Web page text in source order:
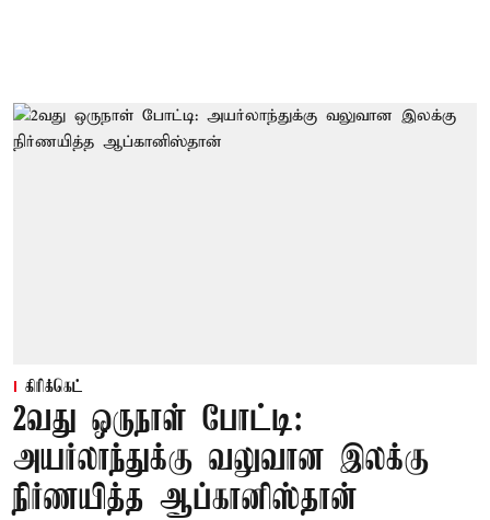
கிரிக்கெட்
2வது ஒருநாள் போட்டி:
அயர்லாந்துக்கு வலுவான இலக்கு
நிர்ணயித்த ஆப்கானிஸ்தான்